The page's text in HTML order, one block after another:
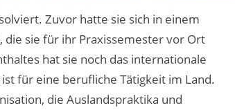
Zuvor hatte sie sich in einem
die sie für ihr Praxissemester vor Ort
hat sie noch das internationale
für eine berufliche Tätigkeit im Land.
die Auslandspraktika und